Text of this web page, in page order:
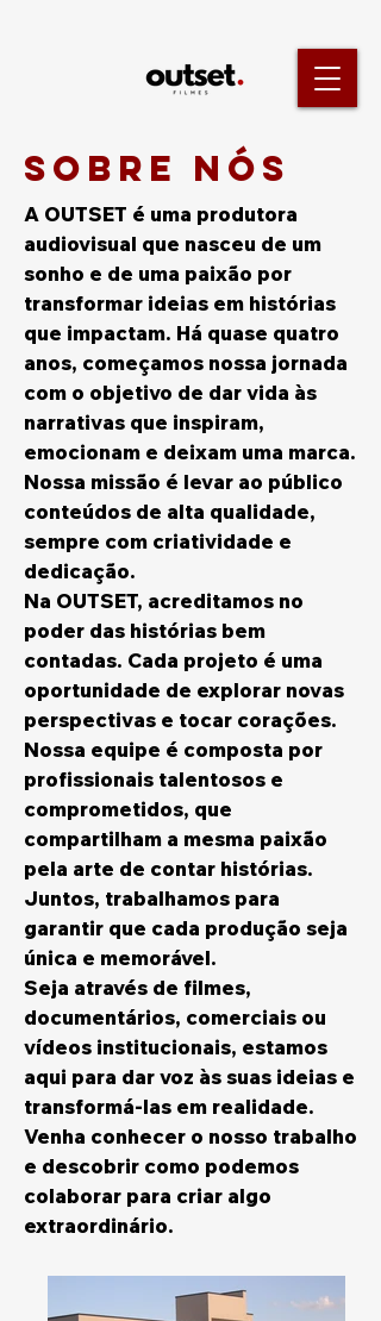
sobre nós
A OUTSET é uma produtora
audiovisual que nasceu de um
sonho e de uma paixão por
transformar ideias em histórias
que impactam. Há quase quatro
anos, começamos nossa jornada
com o objetivo de dar vida às
narrativas que inspiram,
emocionam e deixam uma marca.
Nossa missão é levar ao público
conteúdos de alta qualidade,
sempre com criatividade e
dedicação.
Na OUTSET, acreditamos no
poder das histórias bem
contadas. Cada projeto é uma
oportunidade de explorar novas
perspectivas e tocar corações.
Nossa equipe é composta por
profissionais talentosos e
comprometidos, que
compartilham a mesma paixão
pela arte de contar histórias.
Juntos, trabalhamos para
garantir que cada produção seja
única e memorável.
Seja através de filmes,
documentários, comerciais ou
vídeos institucionais, estamos
aqui para dar voz às suas ideias e
transformá-las em realidade.
Venha conhecer o nosso trabalho
e descobrir como podemos
colaborar para criar algo
extraordinário.